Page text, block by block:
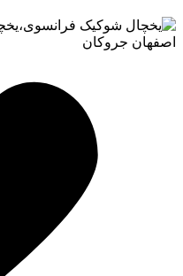
اصفهانجروکان